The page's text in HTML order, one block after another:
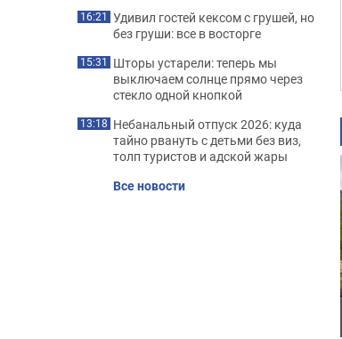
16:21 Удивил гостей кексом с грушей, но
без груши: все в восторге
15:31 Шторы устарели: теперь мы
выключаем солнце прямо через
стекло одной кнопкой
13:18 Небанальный отпуск 2026: куда
тайно рвануть с детьми без виз,
толп туристов и адской жары
Все новости